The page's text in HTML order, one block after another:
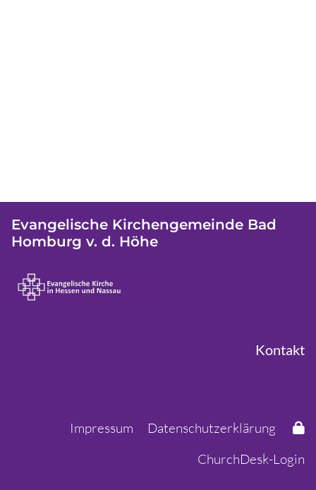
Evangelische Kirchengemeinde Bad
Homburg v. d. Höhe
Kontakt
Impressum
Datenschutzerklärung
ChurchDesk-Login